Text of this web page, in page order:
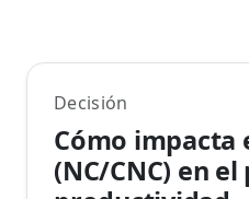
Decisión
Cómo impacta
(NC/CNC) en